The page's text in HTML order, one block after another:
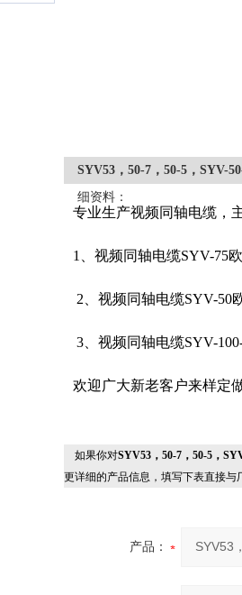
SYV53，50-7，50-5，SYV-
细资料：
专业生产视频同轴电缆，
1、视频同轴电缆SYV-75
2、视频同轴电缆SYV-50
3、视频同轴电缆SYV-
欢迎广大新老客户来样定
如果你对SYV53，50-7，50-5，
更详细的产品信息，填写下表直接与
产品：